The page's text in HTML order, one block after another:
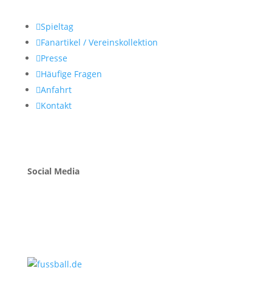
Spieltag
Fanartikel / Vereinskollektion
Presse
Häufige Fragen
Anfahrt
Kontakt
Social Media